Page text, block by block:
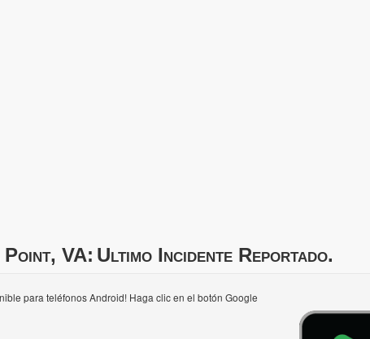
Point, VA: Ultimo Incidente Reportado.
para teléfonos Android! Haga clic en el botón Google